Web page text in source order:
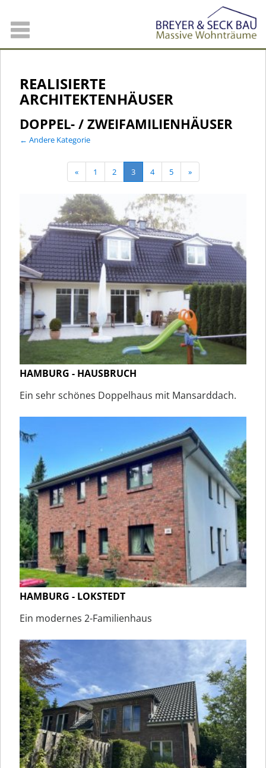
REALISIERTE
ARCHITEKTENHÄUSER
DOPPEL- / ZWEIFAMILIENHÄUSER
← Andere Kategorie
« 1 2 3 4 5 »
HAMBURG - HAUSBRUCH
Ein sehr schönes Doppelhaus mit Mansarddach.
HAMBURG - LOKSTEDT
Ein modernes 2-Familienhaus